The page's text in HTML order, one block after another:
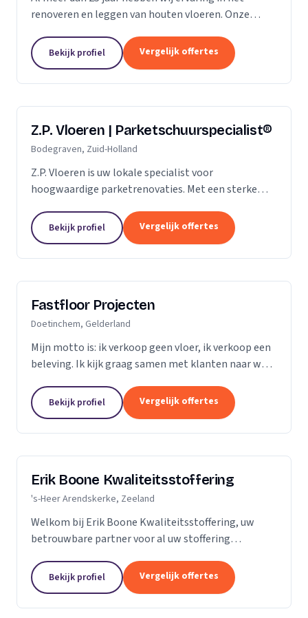
renoveren en leggen van houten vloeren. Onze
jaren leveren. Of het gaat om een nieuwe vloer of
een...
Bekijk profiel Vergelijk offertes
Z.P. Vloeren | Parketschuurspecialist®
Bodegraven, Zuid-Holland
Z.P. Vloeren is uw lokale specialist voor
hoogwaardige parketrenovaties. Met een sterke
den Rijn en Gouda, bieden we onze diensten aan
zowel...
Bekijk profiel Vergelijk offertes
Fastfloor Projecten
Doetinchem, Gelderland
Mijn motto is: ik verkoop geen vloer, ik verkoop een
beleving. Ik kijk graag samen met klanten naar wat
luister. Niet de stalen of onze showroom,...
Bekijk profiel Vergelijk offertes
Erik Boone Kwaliteitsstoffering
's-Heer Arendskerke, Zeeland
Welkom bij Erik Boone Kwaliteitsstoffering, uw
betrouwbare partner voor al uw stoffering
gespecialiseerd in de stoffering van vloeren en alle
soorten...
Bekijk profiel Vergelijk offertes